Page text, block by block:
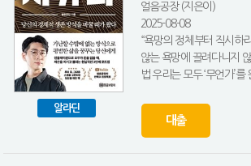
알라딘
얼음공장 (지은이)
2025-08-08
“욕망의 정체부터 직시하
않는 욕망에 끌려다니지
법 우리는 모두 ‘무언가’를
대출